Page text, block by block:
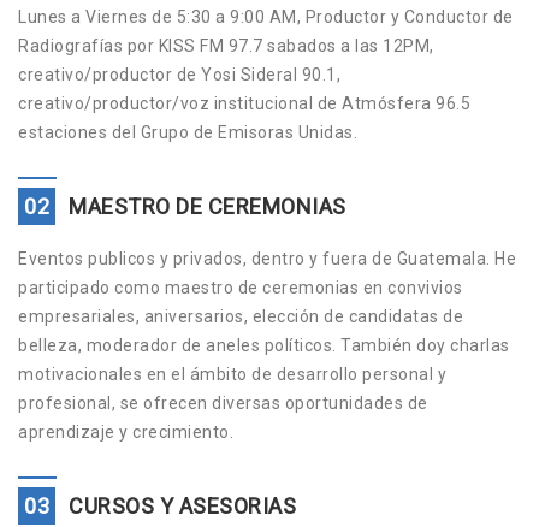
Lunes a Viernes de 5:30 a 9:00 AM, Productor y Conductor de
Radiografías por KISS FM 97.7 sabados a las 12PM,
creativo/productor de Yosi Sideral 90.1,
creativo/productor/voz institucional de Atmósfera 96.5
estaciones del Grupo de Emisoras Unidas.
02 MAESTRO DE CEREMONIAS
Eventos publicos y privados, dentro y fuera de Guatemala. He
participado como maestro de ceremonias en convivios
empresariales, aniversarios, elección de candidatas de
belleza, moderador de aneles políticos. También doy charlas
motivacionales en el ámbito de desarrollo personal y
profesional, se ofrecen diversas oportunidades de
aprendizaje y crecimiento.
03 CURSOS Y ASESORIAS